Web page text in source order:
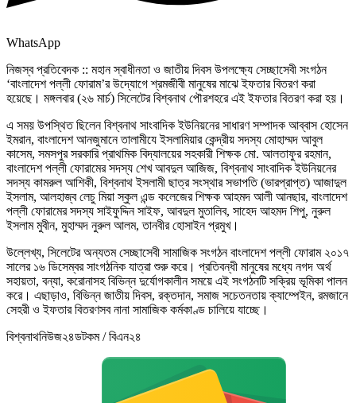
WhatsApp
নিজস্ব প্রতিবেদক :: মহান স্বাধীনতা ও জাতীয় দিবস উপলক্ষ্যে সেচ্ছাসেবী সংগঠন
‘বাংলাদেশ পল্লী ফোরাম’র উদ্যোগে শ্রমজীবী মানুষের মাঝে ইফতার বিতরণ করা
হয়েছে। মঙ্গলবার (২৬ মার্চ) সিলেটের বিশ্বনাথ পৌরশহরে এই ইফতার বিতরণ করা হয়।
এ সময় উপস্থিত ছিলেন বিশ্বনাথ সাংবাদিক ইউনিয়নের সাধারণ সম্পাদক আব্বাস হোসেন
ইমরান, বাংলাদেশ আনজুমানে তালামীযে ইসলামিয়ার কেন্দ্রীয় সদস্য মোহাম্মদ আবুল
কাসেম, সমসপুর সরকারি প্রাথমিক বিদ্যালয়ের সহকারী শিক্ষক মো. আলতাফুর রহমান,
বাংলাদেশ পল্লী ফোরামের সদস্য শেখ আবদুল আজিজ, বিশ্বনাথ সাংবাদিক ইউনিয়নের
সদস্য কামরুল আশিকী, বিশ্বনাথ ইসলামী ছাত্র সংস্থার সভাপতি (ভারপ্রাপ্ত) আজাদুল
ইসলাম, আলহাজ্ব লেচু মিয়া স্কুল এন্ড কলেজের শিক্ষক আহমদ আলী আনছার, বাংলাদেশ
পল্লী ফোরামের সদস্য সাইফুদ্দিন সাইফ, আবদুল মুতালিব, সাহেদ আহমদ শিপু, নুরুল
ইসলাম মুবীন, মুহাম্মদ নুরুল আলম, তানবীর হোসাইন প্রমুখ।
উল্লেখ্য, সিলেটের অন্যতম সেচ্ছাসেবী সামাজিক সংগঠন বাংলাদেশ পল্লী ফোরাম ২০১৭
সালের ১৬ ডিসেম্বর সাংগঠনিক যাত্রা শুরু করে। প্রতিবন্ধী মানুষের মধ্যে নগদ অর্থ
সহায়তা, বন্যা, করোনাসহ বিভিন্ন দুর্যোগকালীন সময়ে এই সংগঠনটি সক্রিয় ভূমিকা পালন
করে। এছাড়াও, বিভিন্ন জাতীয় দিবস, রক্তদান, সমাজ সচেতনতায় ক্যাম্পেইন, রমজানে
সেহরী ও ইফতার বিতরণসব নানা সামাজিক কর্মকাণ্ড চালিয়ে যাচ্ছে।
বিশ্বনাথনিউজ২৪ডটকম / বিএন২৪